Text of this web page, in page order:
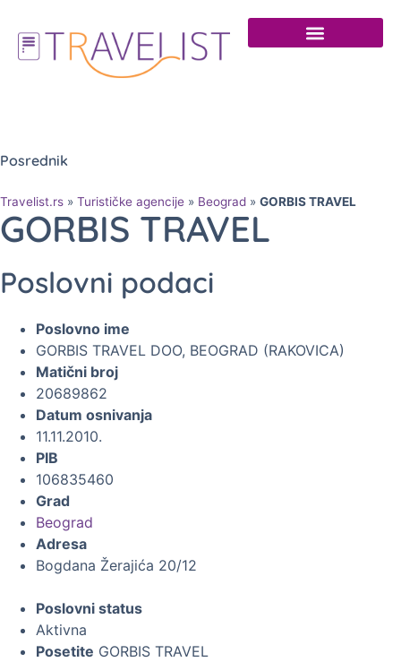
Posrednik
Travelist.rs » Turističke agencije » Beograd » GORBIS TRAVEL
GORBIS TRAVEL
Poslovni podaci
Poslovno ime
GORBIS TRAVEL DOO, BEOGRAD (RAKOVICA)
Matični broj
20689862
Datum osnivanja
11.11.2010.
PIB
106835460
Grad
Beograd
Adresa
Bogdana Žerajića 20/12
Poslovni status
Aktivna
Posetite GORBIS TRAVEL